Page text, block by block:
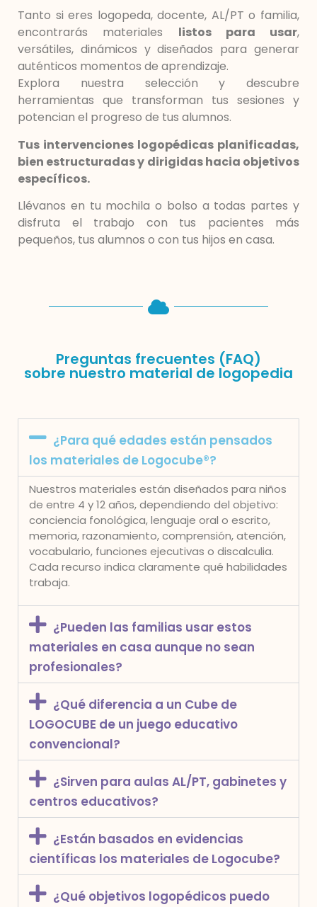
Tanto si eres logopeda, docente, AL/PT o familia,
encontrarás materiales listos para usar,
versátiles, dinámicos y diseñados para generar
auténticos momentos de aprendizaje.
Explora nuestra selección y descubre
herramientas que transforman tus sesiones y
potencian el progreso de tus alumnos.
Tus intervenciones logopédicas planificadas,
bien estructuradas y dirigidas hacia objetivos
específicos.
Llévanos en tu mochila o bolso a todas partes y
disfruta el trabajo con tus pacientes más
pequeños, tus alumnos o con tus hijos en casa.
Preguntas frecuentes (FAQ)
sobre nuestro material de logopedia
¿Para qué edades están pensados
los materiales de Logocube®?
Nuestros materiales están diseñados para niños
de entre 4 y 12 años, dependiendo del objetivo:
conciencia fonológica, lenguaje oral o escrito,
memoria, razonamiento, comprensión, atención,
vocabulario, funciones ejecutivas o discalculia.
Cada recurso indica claramente qué habilidades
trabaja.
¿Pueden las familias usar estos
materiales en casa aunque no sean
profesionales?
¿Qué diferencia a un Cube de
LOGOCUBE de un juego educativo
convencional?
¿Sirven para aulas AL/PT, gabinetes y
centros educativos?
¿Están basados en evidencias
científicas los materiales de Logocube?
¿Qué objetivos logopédicos puedo